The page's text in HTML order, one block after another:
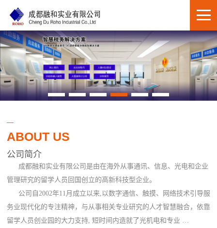
ABOUT US
公司简介
成都融和实业有限公司是由在海外从事通讯、信息、光电和企业
管理研究的留学人员回国创立的高新科技型企业。
公司自2002年11月成立以来,以数字通信、触摸、网络技术引导服
务业现代化的专注精神，与从事相关专业研究的人才智慧融合，依靠
留学人员创业园的大力支持, 短时间内造就了光机电和专业 …